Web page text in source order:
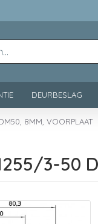
DEURBESLAG
8MM, VOORPLAAT
3-50